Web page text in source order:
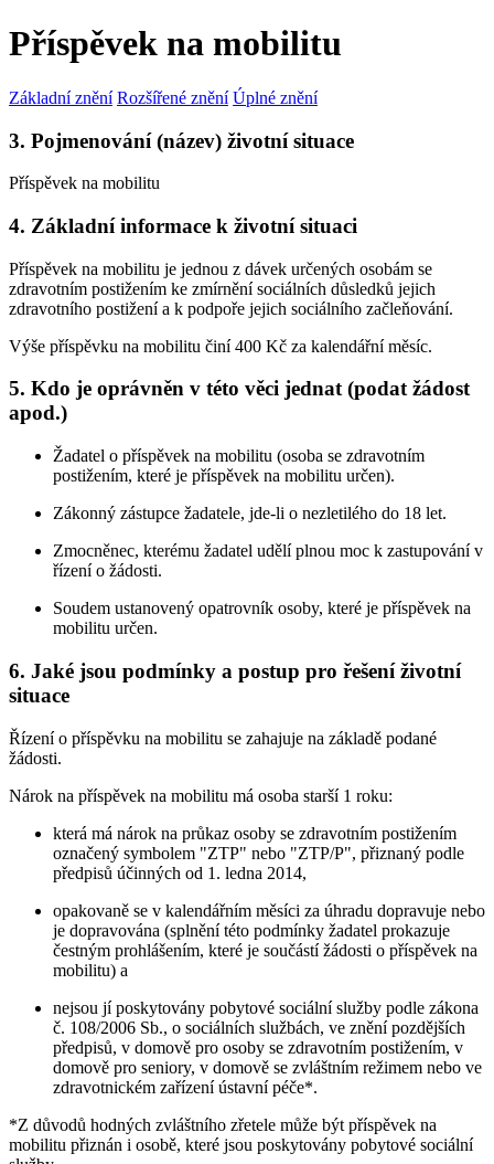
Příspěvek na mobilitu
Základní znění Rozšířené znění Úplné znění
3. Pojmenování (název) životní situace
Příspěvek na mobilitu
4. Základní informace k životní situaci
Příspěvek na mobilitu je jednou z dávek určených osobám se
zdravotním postižením ke zmírnění sociálních důsledků jejich
zdravotního postižení a k podpoře jejich sociálního začleňování.
Výše příspěvku na mobilitu činí 400 Kč za kalendářní měsíc.
5. Kdo je oprávněn v této věci jednat (podat žádost
apod.)
Žadatel o příspěvek na mobilitu (osoba se zdravotním
postižením, které je příspěvek na mobilitu určen).
Zákonný zástupce žadatele, jde-li o nezletilého do 18 let.
Zmocněnec, kterému žadatel udělí plnou moc k zastupování v
řízení o žádosti.
Soudem ustanovený opatrovník osoby, které je příspěvek na
mobilitu určen.
6. Jaké jsou podmínky a postup pro řešení životní
situace
Řízení o příspěvku na mobilitu se zahajuje na základě podané
žádosti.
Nárok na příspěvek na mobilitu má osoba starší 1 roku:
která má nárok na průkaz osoby se zdravotním postižením
označený symbolem "ZTP" nebo "ZTP/P", přiznaný podle
předpisů účinných od 1. ledna 2014,
opakovaně se v kalendářním měsíci za úhradu dopravuje nebo
je dopravována (splnění této podmínky žadatel prokazuje
čestným prohlášením, které je součástí žádosti o příspěvek na
mobilitu) a
nejsou jí poskytovány pobytové sociální služby podle zákona
č. 108/2006 Sb., o sociálních službách, ve znění pozdějších
předpisů, v domově pro osoby se zdravotním postižením, v
domově pro seniory, v domově se zvláštním režimem nebo ve
zdravotnickém zařízení ústavní péče*.
*Z důvodů hodných zvláštního zřetele může být příspěvek na
mobilitu přiznán i osobě, které jsou poskytovány pobytové sociální